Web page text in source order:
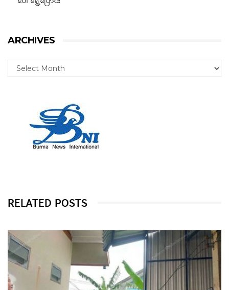
ARCHIVES
RELATED POSTS